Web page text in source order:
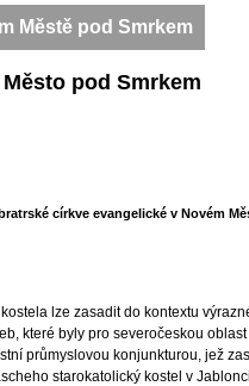
Městě pod Smrkem
pod Smrkem
církve evangelické v Novém
lze zasadit do kontextu
které byly pro severočeskou
průmyslovou konjunkturou, jež
starokatolický kostel v